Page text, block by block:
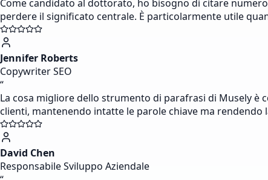
Come candidato al dottorato, ho bisogno di citare
perdere il significato centrale. È particolarmente utile
Jennifer Roberts
Copywriter SEO
“
La cosa migliore dello strumento di parafrasi di Musely è
clienti, mantenendo intatte le parole chiave ma rendendo
David Chen
Responsabile Sviluppo Aziendale